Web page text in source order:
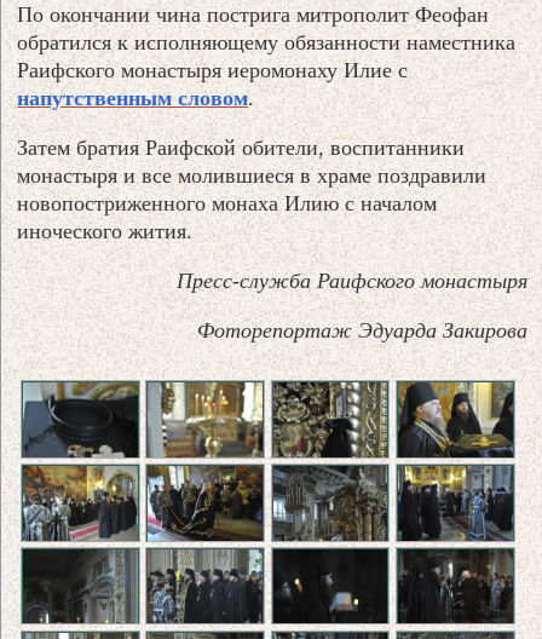
По окончании чина пострига митрополит Феофан
обратился к исполняющему обязанности наместника
Раифского монастыря иеромонаху Илие с
напутственным словом.
Затем братия Раифской обители, воспитанники
монастыря и все молившиеся в храме поздравили
новопостриженного монаха Илию с началом
иноческого жития.
Пресс-служба Раифского монастыря
Фоторепортаж Эдуарда Закирова